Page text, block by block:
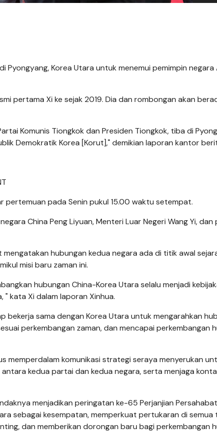
Pyongyang, Korea Utara untuk menemui pemimpin negara
pertama Xi ke sejak 2019. Dia dan rombongan akan
Komunis Tiongkok dan Presiden Tiongkok, tiba di
Demokratik Korea [Korut]," demikian laporan kantor
pertemuan pada Senin pukul 15.00 waktu setempat.
China Peng Liyuan, Menteri Luar Negeri Wang Yi,
hubungan kedua negara ada di titik awal
misi baru zaman ini.
hubungan China-Korea Utara selalu menjadi
" kata Xi dalam laporan Xinhua.
bekerja sama dengan Korea Utara untuk mengarahkan
perkembangan zaman, dan mencapai perkembangan
memperdalam komunikasi strategi seraya menyerukan
kedua partai dan kedua negara, serta menjaga
menjadikan peringatan ke-65 Perjanjian
sebagai kesempatan, memperkuat pertukaran di semua
dan memberikan dorongan baru bagi perkembangan